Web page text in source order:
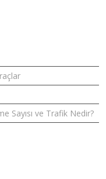
Sayısı ve Trafik Nedir?